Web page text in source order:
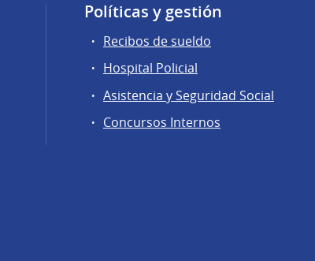
Políticas y gestión
Recibos de sueldo
Hospital Policial
Asistencia y Seguridad Social
Concursos Internos